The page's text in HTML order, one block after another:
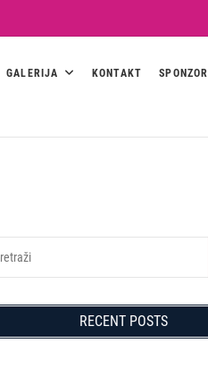
GALERIJA KONTAKT SPONZORI
RECENT POSTS